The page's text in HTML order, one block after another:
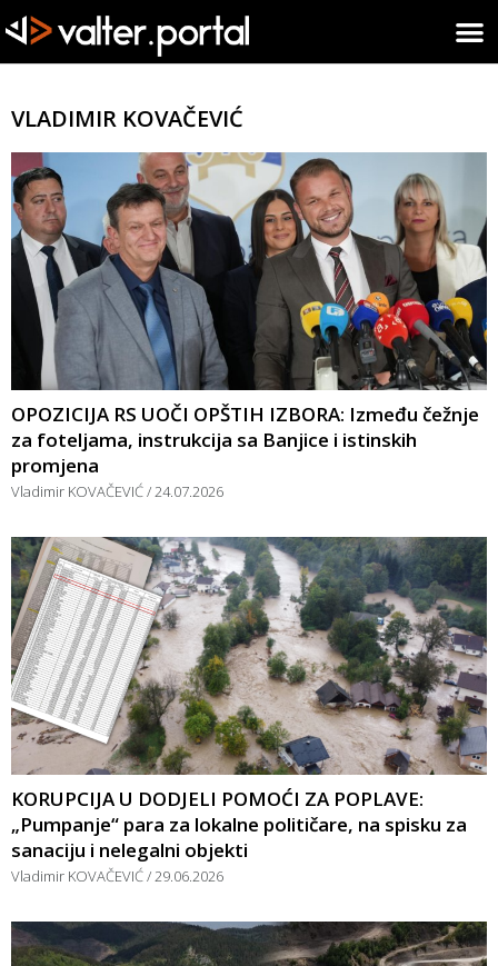
VLADIMIR KOVAČEVIĆ
OPOZICIJA RS UOČI OPŠTIH IZBORA: Između čežnje
za foteljama, instrukcija sa Banjice i istinskih
promjena
Vladimir KOVAČEVIĆ 24.07.2026
KORUPCIJA U DODJELI POMOĆI ZA POPLAVE:
„Pumpanje“ para za lokalne političare, na spisku za
sanaciju i nelegalni objekti
Vladimir KOVAČEVIĆ 29.06.2026